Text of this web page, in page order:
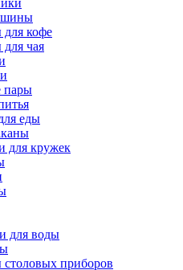
кофе
чая
пары
еды
для кружек
для воды
приборов